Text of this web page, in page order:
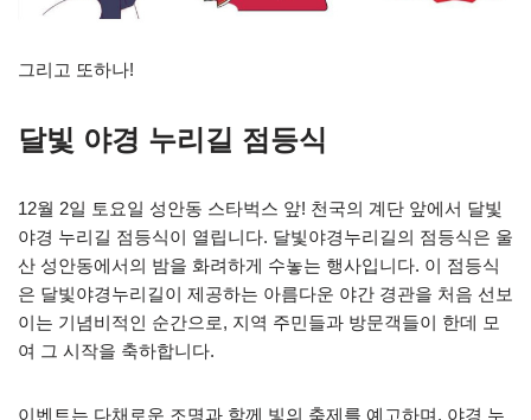
그리고 또하나!
달빛 야경 누리길 점등식
12월 2일 토요일 성안동 스타벅스 앞! 천국의 계단 앞에서 달빛
야경 누리길 점등식이 열립니다. 달빛야경누리길의 점등식은 울
산 성안동에서의 밤을 화려하게 수놓는 행사입니다. 이 점등식
은 달빛야경누리길이 제공하는 아름다운 야간 경관을 처음 선보
이는 기념비적인 순간으로, 지역 주민들과 방문객들이 한데 모
여 그 시작을 축하합니다.
이벤트는 다채로운 조명과 함께 빛의 축제를 예고하며, 야경 누